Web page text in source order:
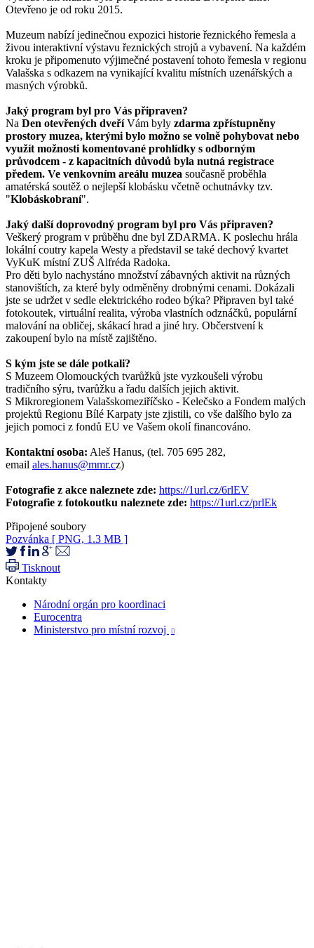
Otevřeno je od roku 2015.
Muzeum nabízí jedinečnou expozici historie řeznického řemesla a
živou interaktivní výstavu řeznických strojů a vybavení. Na každém
kroku je připomenuto výjimečné postavení tohoto řemesla v regionu
Valašska s odkazem na vynikající kvalitu místních uzenářských a
masných výrobků.
Jaký program byl pro Vás připraven?
Na Den otevřených dveříVám byly zdarma zpřístupněny
prostory muzea, kterými bylo možno se volně pohybovat nebo
využít možnosti komentované prohlídky s odborným
průvodcem - z kapacitních důvodů byla nutná registrace
předem. Ve venkovním areálu muzea současně proběhla
amatérská soutěž o nejlepší klobásku včetně ochutnávky tzv.
"Klobáskobraní".
Jaký další doprovodný program byl pro Vás připraven?
Veškerý program v průběhu dne byl ZDARMA. K poslechu hrála
lokální coutry kapela Westy a představil se také dechový kvartet
VyKuK místní ZUŠ Alfréda Radoka.
Pro děti bylo nachystáno množství zábavných aktivit na různých
stanovištích, za které byly odměněny drobnými cenami. Dokázali
jste se udržet v sedle elektrického rodeo býka? Připraven byl také
fotokoutek, virtuální realita, výroba vlastních odznáčků, populární
malování na obličej, skákací hrad a jiné hry. Občerstvení k
zakoupení bylo na místě zajištěno.
S kým jste se dále potkali?
S Muzeem Olomouckých tvarůžků jste vyzkoušeli výrobu
tradičního sýru, tvarůžku a řadu dalších jejich aktivit.
S Mikroregionem Valašskomeziříčsko - Kelečsko a Fondem malých
projektů Regionu Bílé Karpaty jste zjistili, co vše dalšího bylo za
jejich pomoci z fondů EU ve Vašem okolí financováno.
Kontaktní osoba: Aleš Hanus, (tel. 705 695 282,
email ales.hanus@mmr.cz)
Fotografie z akce naleznete zde: https://1url.cz/6rlEV
Fotografie z fotokoutku naleznete zde: https://1url.cz/prlEk
Připojené soubory
Pozvánka [ PNG, 1.3 MB ]
Tisknout
Kontakty
Národní orgán pro koordinaci
Eurocentra
Ministerstvo pro místní rozvoj
